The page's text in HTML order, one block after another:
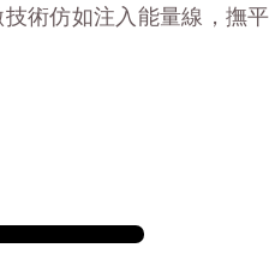
術仿如注入能量線，撫平